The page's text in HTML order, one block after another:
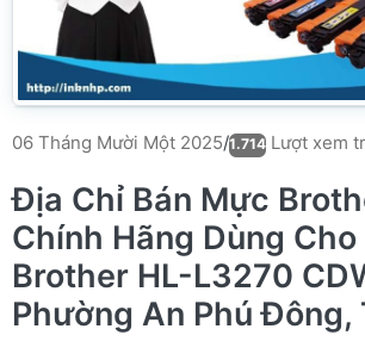
06 Tháng Mười Một 2025/1.714 Lượt xem
Địa Chỉ Bán Mực
Chính Hãng Dùng Cho
Brother HL-L3270
Phường An Phú Đông,